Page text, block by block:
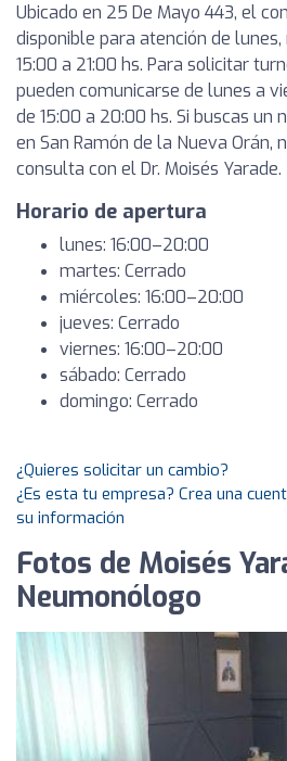
Ubicado en 25 De Mayo 443, el
disponible para atención de
15:00 a 21:00 hs. Para solicitar
pueden comunicarse de lunes a
de 15:00 a 20:00 hs. Si buscas
en San Ramón de la Nueva Orán,
consulta con el Dr. Moisés Yarade.
Horario de apertura
lunes: 16:00–20:00
martes: Cerrado
miércoles: 16:00–20:00
jueves: Cerrado
viernes: 16:00–20:00
sábado: Cerrado
domingo: Cerrado
¿Quieres solicitar un cambio?
¿Es esta tu empresa? Crea una
su información
Fotos de Moisés
Neumonólogo